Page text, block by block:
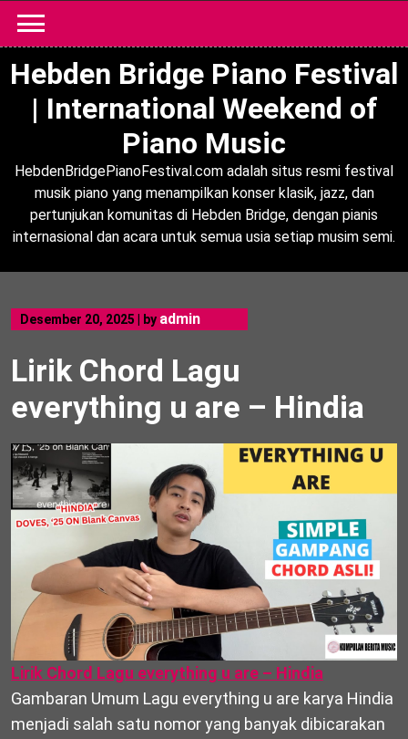
content
Hebden Bridge Piano Festival
| International Weekend of
Piano Music
HebdenBridgePianoFestival.com adalah situs resmi festival
musik piano yang menampilkan konser klasik, jazz, dan
pertunjukan komunitas di Hebden Bridge, dengan pianis
internasional dan acara untuk semua usia setiap musim semi.
Desember 20, 2025 by admin
Lirik Chord Lagu
everything u are – Hindia
Lirik Chord Lagu everything u are – Hindia
Gambaran Umum Lagu everything u are karya Hindia
menjadi salah satu nomor yang banyak dibicarakan